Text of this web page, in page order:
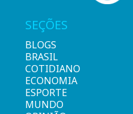
SEÇÕES
BLOGS
BRASIL
COTIDIANO
ECONOMIA
ESPORTE
MUNDO